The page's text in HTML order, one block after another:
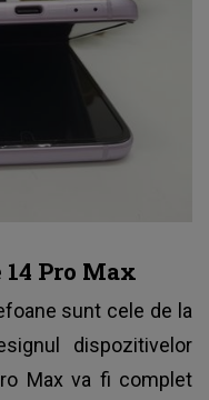
Pro Max
sunt cele de la
dispozitivelor
Max va fi complet